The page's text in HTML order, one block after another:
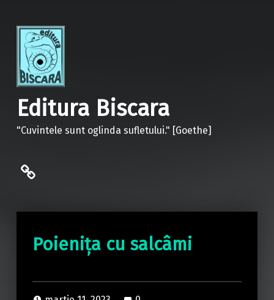
Editura Biscara
"Cuvintele sunt oglinda sufletului." [Goethe]
politica de confidentialitate
Poienița cu salcâmi